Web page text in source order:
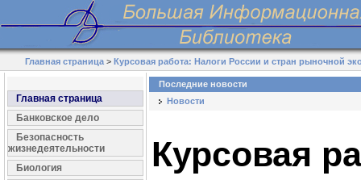
Главная страница >Курсовая работа: Налоги России и стран рыночной
Главная страница
Банковское дело
Безопасность
жизнедеятельности
Биология
Последние новости
Новости
Курсовая